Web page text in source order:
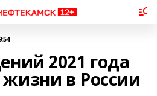
2021 года
в России